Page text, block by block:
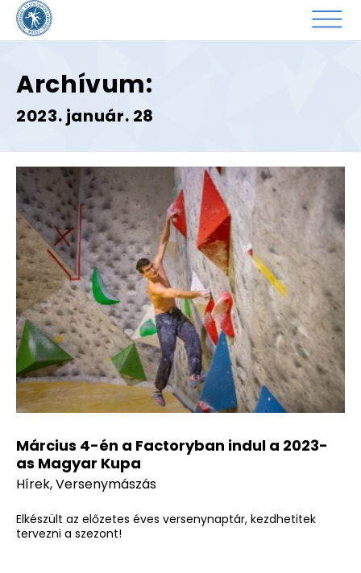
Archívum:
2023. január. 28
Március 4-én a Factoryban indul a 2023-
as Magyar Kupa
Hírek,Versenymászás
Elkészült az előzetes éves versenynaptár, kezdhetitek
tervezni a szezont!